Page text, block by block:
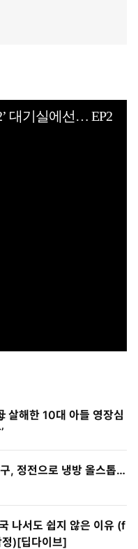
살해한 10대 아들 영장심
구, 정전으로 냉방 올스톱…
나서도 쉽지 않은 이유 (f
)[딥다이브]